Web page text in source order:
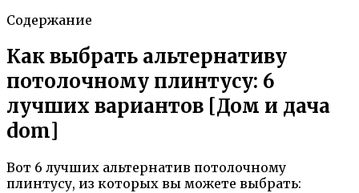
Содержание
Как выбрать альтернативу
потолочному плинтусу: 6
лучших вариантов [Дом и дача
dom]
Вот 6 лучших альтернатив потолочному
плинтусу, из которых вы можете выбрать: